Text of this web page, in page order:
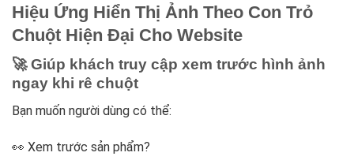
Hiệu Ứng Hiển Thị Ảnh Theo Con Trỏ
Chuột Hiện Đại Cho Website
🚀 Giúp khách truy cập xem trước hình ảnh
ngay khi rê chuột
Bạn muốn người dùng có thể:
👀 Xem trước sản phẩm?